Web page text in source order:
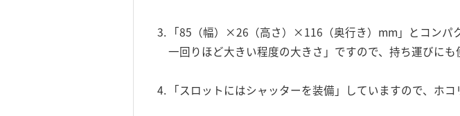
「85（幅）×26（高さ）×116（奥行き）mm」とコンパ
一回りほど大きい程度の大きさ」ですので、持ち運びにも
「スロットにはシャッターを装備」していますので、ホ